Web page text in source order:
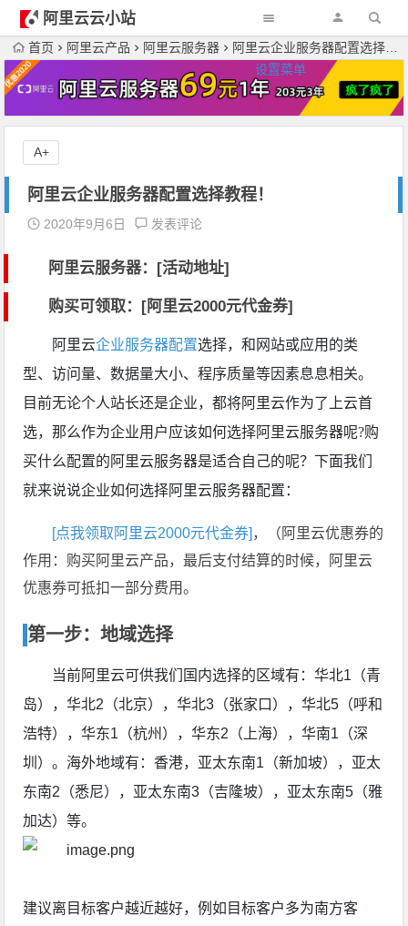
阿里云云小站
设置菜单
首页 阿里云产品 阿里云服务器 阿里云企业服务器配置选择教程！
阿里云企业服务器配置选择教程！
2020年9月6日 发表评论
阿里云服务器：[活动地址]
购买可领取：[阿里云2000元代金券]
阿里云企业服务器配置选择，和网站或应用的类
型、访问量、数据量大小、程序质量等因素息息相关。
目前无论个人站长还是企业，都将阿里云作为了上云首
选，那么作为企业用户应该如何选择阿里云服务器呢?购
买什么配置的阿里云服务器是适合自己的呢？下面我们
就来说说企业如何选择阿里云服务器配置：
[点我领取阿里云2000元代金券] ，（阿里云优惠券的
作用：购买阿里云产品，最后支付结算的时候，阿里云
优惠券可抵扣一部分费用。
第一步：地域选择
当前阿里云可供我们国内选择的区域有：华北1（青
岛），华北2（北京），华北3（张家口），华北5（呼和
浩特），华东1（杭州），华东2（上海），华南1（深
圳）。海外地域有：香港，亚太东南1（新加坡），亚太
东南2（悉尼），亚太东南3（吉隆坡），亚太东南5（雅
加达）等。
建议离目标客户越近越好，例如目标客户多为南方客
A+